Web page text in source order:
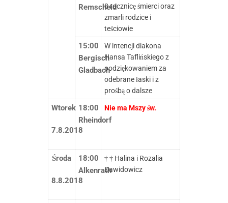
Remscheid8 rocznicę śmierci oraz
zmarli rodzice i
teściowie
15:00
Bergisch
Gladbach
W intencji diakona
Hansa Taflińskiego z
podziękowaniem za
odebrane łaski i z
prośbą o dalsze
Wtorek
7.8.2018
18:00
Rheindorf
Nie ma Mszy św.
Środa
8.8.2018
18:00
Alkenrath
† † Halina i Rozalia
Dawidowicz